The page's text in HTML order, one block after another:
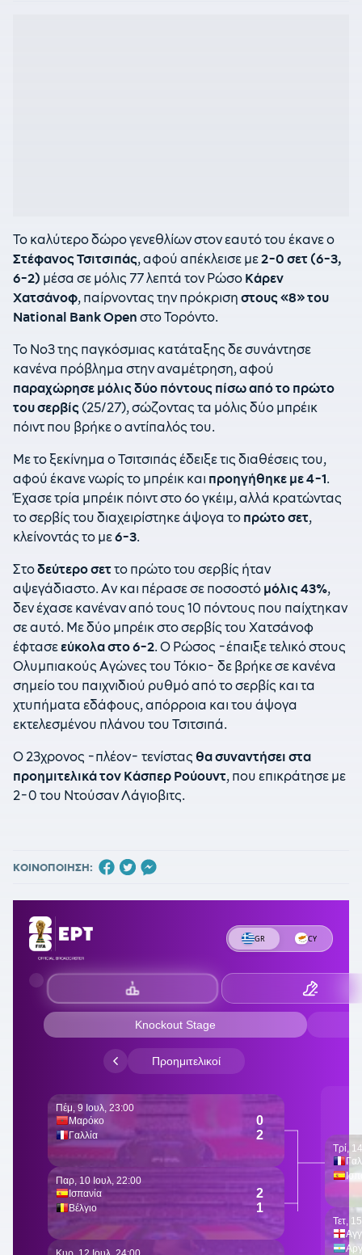
Το καλύτερο δώρο γενεθλίων στον εαυτό του έκανε ο
Στέφανος Τσιτσιπάς, αφού απέκλεισε με2-0 σετ (6-3,
6-2) μέσα σε μόλις 77 λεπτά τον Ρώσο Κάρεν
Χατσάνοφ, παίρνοντας την πρόκριση στους «8» του
National Bank Open στο Τορόντο.
Το Νο3 της παγκόσμιας κατάταξης δε συνάντησε
κανένα πρόβλημα στην αναμέτρηση, αφού
παραχώρησε μόλις δύο πόντους πίσω από το πρώτο
του σερβίς (25/27), σώζοντας τα μόλις δύο μπρέικ
πόιντ που βρήκε ο αντίπαλός του.
Με το ξεκίνημα ο Τσιτσιπάς έδειξε τις διαθέσεις του,
αφού έκανε νωρίς το μπρέικ και προηγήθηκε με 4-1.
Έχασε τρία μπρέικ πόιντ στο 6ο γκέιμ, αλλά κρατώντας
το σερβίς του διαχειρίστηκε άψογα το πρώτο σετ,
κλείνοντάς το με6-3.
Στοδεύτερο σετ το πρώτο του σερβίς ήταν
αψεγάδιαστο. Αν και πέρασε σε ποσοστό μόλις 43%,
δεν έχασε κανέναν από τους 10 πόντους που παίχτηκαν
σε αυτό. Με δύο μπρέικ στο σερβίς του Χατσάνοφ
έφτασεεύκολα στο 6-2. Ο Ρώσος -έπαιξε τελικό στους
Ολυμπιακούς Αγώνες του Τόκιο- δε βρήκε σε κανένα
σημείο του παιχνιδιού ρυθμό από το σερβίς και τα
χτυπήματα εδάφους, απόρροια και του άψογα
εκτελεσμένου πλάνου του Τσιτσιπά.
Ο 23χρονος -πλέον- τενίστας θα συναντήσει στα
προημιτελικά τον Κάσπερ Ρούουντ, που επικράτησε με
2-0 του Ντούσαν Λάγιοβιτς.
ΚΟΙΝΟΠΟΙΗΣΗ: